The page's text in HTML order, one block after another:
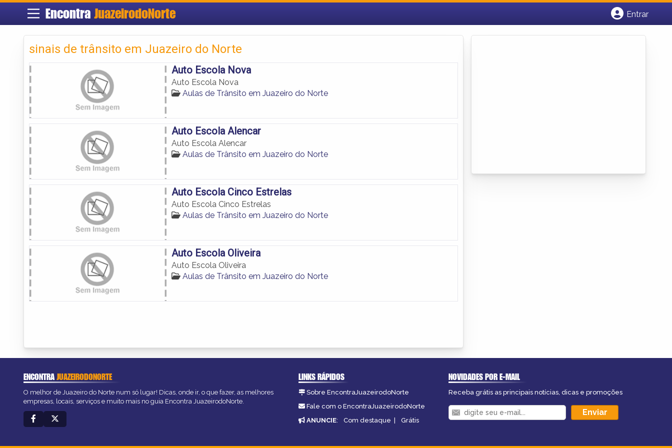
Encontra JuazeirodoNorte
Entrar
sinais de trânsito em Juazeiro do Norte
Auto Escola Nova
Auto Escola Nova
Aulas de Trânsito em Juazeiro do Norte
Auto Escola Alencar
Auto Escola Alencar
Aulas de Trânsito em Juazeiro do Norte
Auto Escola Cinco Estrelas
Auto Escola Cinco Estrelas
Aulas de Trânsito em Juazeiro do Norte
Auto Escola Oliveira
Auto Escola Oliveira
Aulas de Trânsito em Juazeiro do Norte
ENCONTRAJUAZEIRODONORTE
O melhor de Juazeiro do Norte num só lugar! Dicas, onde ir, o que fazer, as melhores
empresas, locais, serviços e muito mais no guia Encontra JuazeirodoNorte.
LINKS RÁPIDOS
Sobre EncontraJuazeirodoNorte
Fale com o EncontraJuazeirodoNorte
ANUNCIE: Com destaque | Grátis
NOVIDADES POR E-MAIL
Receba grátis as principais notícias, dicas e promoções